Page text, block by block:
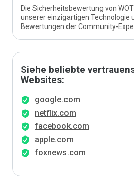
Die Sicherheitsbewertung von
unserer einzigartigen Technologie
Bewertungen der Community-
Siehe beliebte
Websites:
google.com
netflix.com
facebook.com
apple.com
foxnews.com